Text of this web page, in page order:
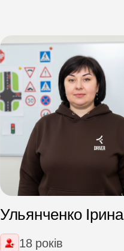
Ульянченко Ірина
18 років